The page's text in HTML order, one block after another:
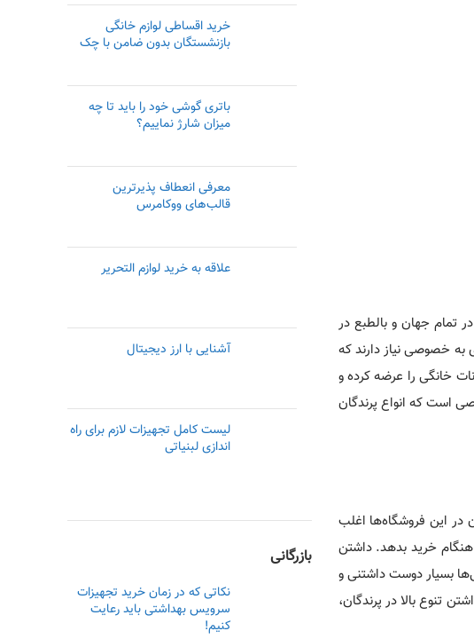
تمام جهان و بالطبع در
به خصوصی نیاز دارند که
خانگی را عرضه کرده و
است که انواع پرندگان
در این فروشگاه‌ها اغلب
هنگام خرید بدهد. داشتن
بسیار دوست داشتنی و
تنوع بالا در پرندگان،
خرید اقساطی لوازم خانگی
بازنشستگان بدون ضامن با چک
باتری گوشی خود را باید تا چه
میزان شارژ نماییم؟
معرفی انعطاف پذیرترین
قالب‌های ووکامرس
علاقه به خرید لوازم التحریر
آشنایی با ارز دیجیتال
لیست کامل تجهیزات لازم برای راه
اندازی لبنیاتی
بازرگانی
نکاتی که در زمان خرید تجهیزات
سرویس بهداشتی باید رعایت
کنیم!